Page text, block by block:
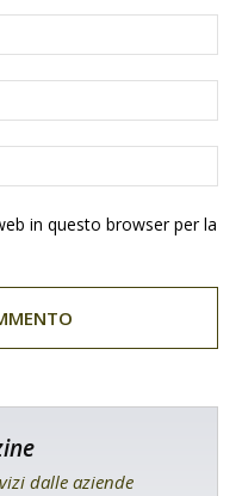
in questo browser per la
dalle aziende